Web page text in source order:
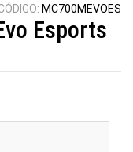
MC700MEVOES
Esports